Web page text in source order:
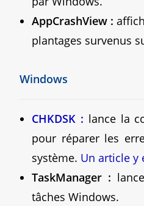
AppCrashView :
plantages survenus
Windows
CHKDSK : lance la
pour réparer les
système. Un article y
TaskManager :
tâches Windows.